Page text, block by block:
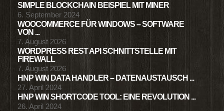
SIMPLE BLOCKCHAIN BEISPIEL MIT MINER
6. September 2024
WOOCOMMERCE FÜR WINDOWS – SOFTWARE
VON ...
7. August 2026
WORDPRESS REST API SCHNITTSTELLE MIT
FIREWALL
7. August 2026
HNP WIN DATA HANDLER – DATENAUSTAUSCH ...
27. April 2024
HNP WIN SHORTCODE TOOL: EINE REVOLUTION ...
26. April 2024